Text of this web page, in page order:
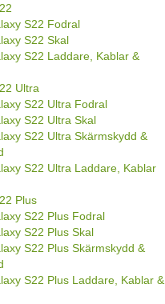
S22 Fodral
S22 Skal
S22 Laddare, Kablar &
Ultra
S22 Ultra Fodral
S22 Ultra Skal
S22 Ultra Skärmskydd &
S22 Ultra Laddare, Kablar
Plus
S22 Plus Fodral
S22 Plus Skal
S22 Plus Skärmskydd &
S22 Plus Laddare, Kablar &